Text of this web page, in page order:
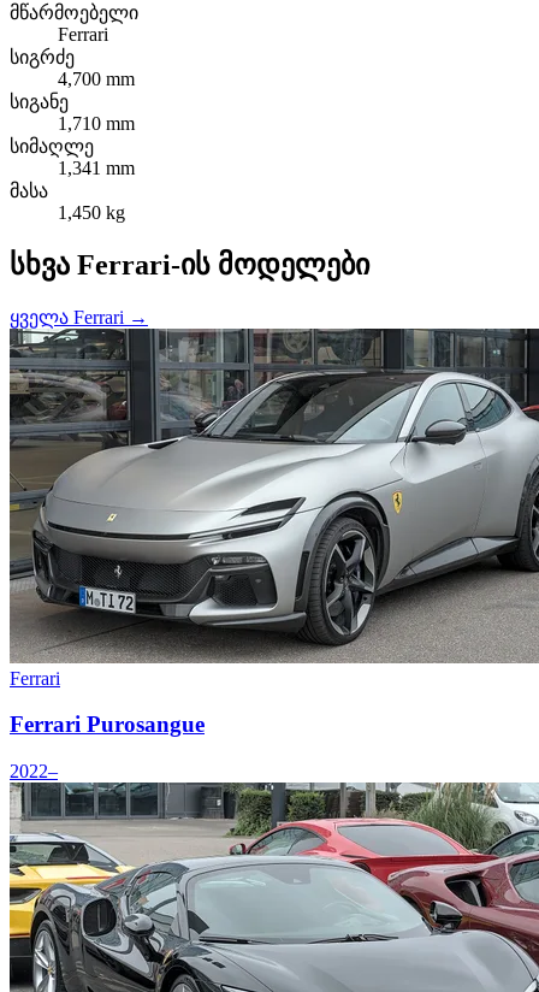
მწარმოებელი
Ferrari
სიგრძე
4,700 mm
სიგანე
1,710 mm
სიმაღლე
1,341 mm
მასა
1,450 kg
სხვა Ferrari-ის მოდელები
ყველა Ferrari →
Ferrari
Ferrari Purosangue
2022–